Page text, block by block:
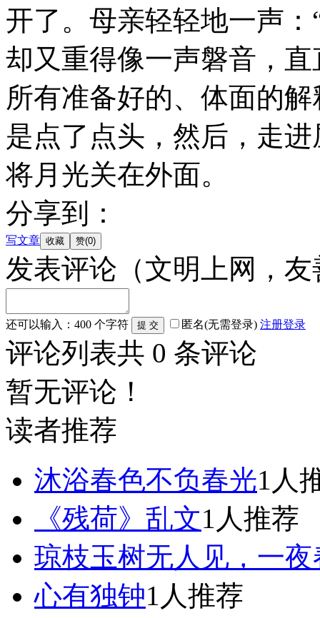
开了。母亲轻轻地一声
却又重得像一声磐音，
所有准备好的、体面的
是点了点头，然后，走
将月光关在外面。
分享到：
写文章
发表评论 （文明上网，
还可以输入： 400 个字符 匿名(无需登录) 注册登录
评论列表共 0 条评论
暂无评论！
读者推荐
沐浴春色不负春光1人
《残荷》乱文1人推荐
琼枝玉树无人见，一
心有独钟1人推荐